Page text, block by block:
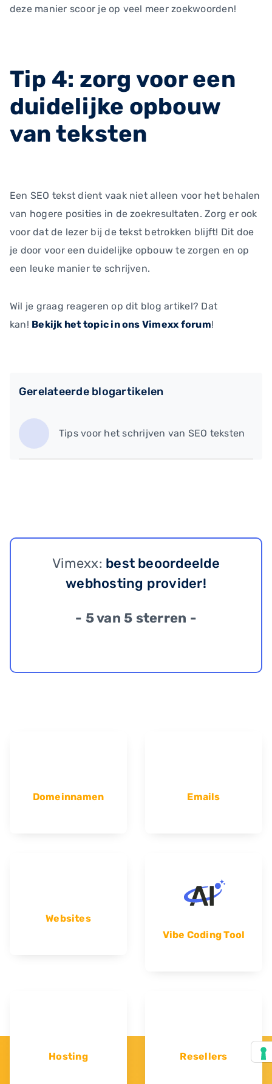
deze manier scoor je op veel meer zoekwoorden!
Tip 4: zorg voor een
duidelijke opbouw
van teksten
Een SEO tekst dient vaak niet alleen voor het behalen
van hogere posities in de zoekresultaten. Zorg er ook
voor dat de lezer bij de tekst betrokken blijft! Dit doe
je door voor een duidelijke opbouw te zorgen en op
een leuke manier te schrijven.
Wil je graag reageren op dit blog artikel? Dat
kan! Bekijk het topic in ons Vimexx forum!
Gerelateerde blogartikelen
Tips voor het schrijven van SEO teksten
Vimexx: best beoordeelde
webhosting provider!
- 5 van 5 sterren -
Domeinnamen Emails
Websites
Vibe Coding Tool
Hosting Resellers